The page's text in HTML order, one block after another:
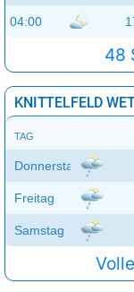
04:00
48
KNITTELFELD
TAG
Donnerstag
Freitag
Samstag